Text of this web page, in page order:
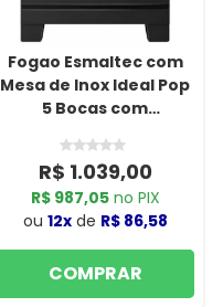
Fogao Esmaltec com
Mesa de Inox Ideal Pop
5 Bocas com
F5ISP Preto
R$ 1.039,00
R$ 987,05no PIX
ou 12xde R$ 86,58
COMPRAR